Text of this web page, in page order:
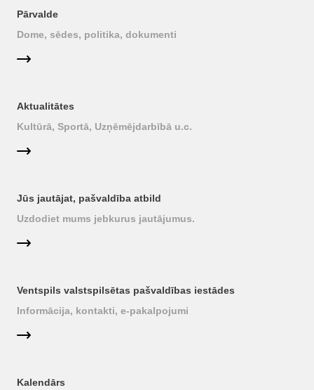
Pārvalde
Dome, sēdes, politika, dokumenti
Aktualitātes
Kultūrā, Sportā, Uzņēmējdarbībā u.c.
Jūs jautājat, pašvaldība atbild
Uzdodiet mums jebkurus jautājumus.
Ventspils valstspilsētas pašvaldības iestādes
Informācija, kontakti, e-pakalpojumi
Kalendārs